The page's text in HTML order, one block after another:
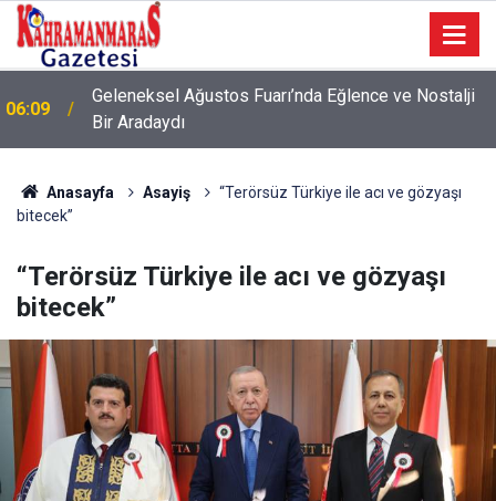
06:09
Geleneksel Ağustos Fuarı’nda Eğlence ve Nostalji
Bir Aradaydı
Anasayfa Asayiş
“Terörsüz Türkiye ile acı ve gözyaşı
bitecek”
“Terörsüz Türkiye ile acı ve gözyaşı
bitecek”